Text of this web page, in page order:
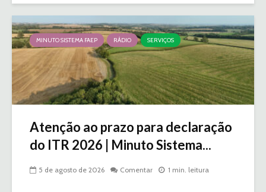
MINUTO SISTEMA FAEP RÁDIO SERVIÇOS
Atenção ao prazo para declaração
do ITR 2026 | Minuto Sistema...
5 de agosto de 2026 Comentar 1 min. leitura